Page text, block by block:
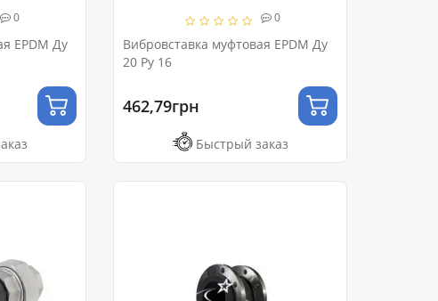
0
EPDM Ду
0
Вибровставка муфтовая EPDM Ду
20 Ру 16
462,79грн
Быстрый заказ